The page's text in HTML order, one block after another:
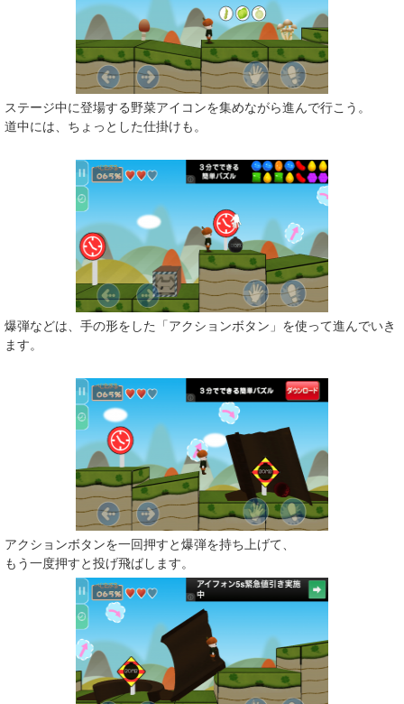
ステージ中に登場する野菜アイコンを集めながら進んで行こう。
道中には、ちょっとした仕掛けも。
爆弾などは、手の形をした「アクションボタン」を使って進んでいき
ます。
アクションボタンを一回押すと爆弾を持ち上げて、
もう一度押すと投げ飛ばします。